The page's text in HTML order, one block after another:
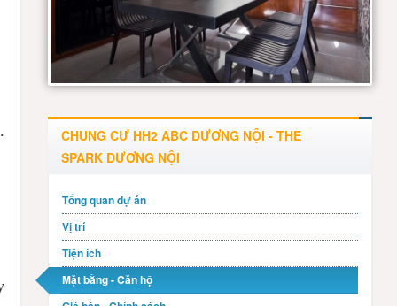
CHUNG CƯ HH2 ABC DƯƠNG NỘI - THE
SPARK DƯƠNG NỘI
Tổng quan dự án
Vị trí
Tiện ích
Mặt bằng - Căn hộ